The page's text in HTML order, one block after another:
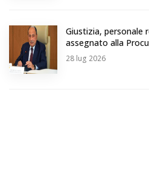
Giustizia, personale
assegnato alla
28 lug 2026